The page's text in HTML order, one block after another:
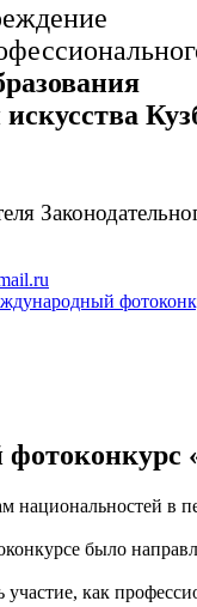
национальностей в
было
как